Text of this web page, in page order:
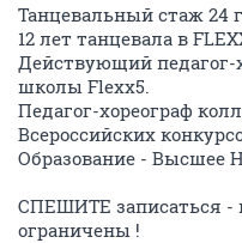
Танцевальный стаж 24
12 лет танцевала в
Действующий педагог-
школы Flexx5.
Педагог-хореограф
Всероссийских
Образование - Высшее
СПЕШИТЕ записаться -
ограничены !